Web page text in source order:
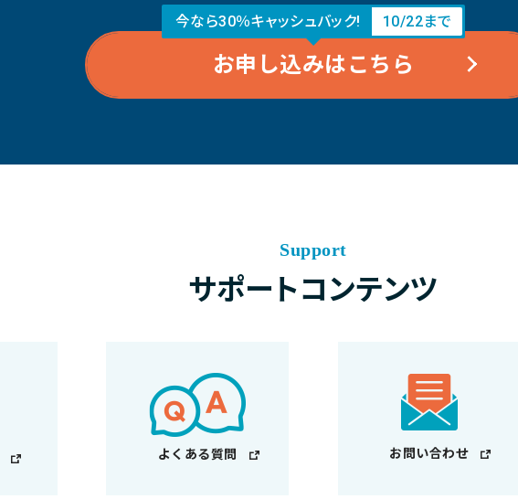
今なら30％キャッシュバック! 10/22まで
お申し込みはこちら
Support
サポートコンテンツ
よくある質問 お問い合わせ